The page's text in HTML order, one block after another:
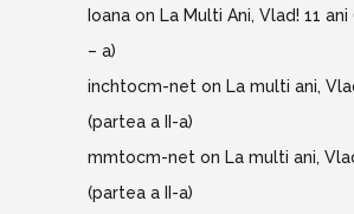
Ioana on La Multi Ani, Vlad! 11 ani
– a)
inchtocm-net on La multi ani,
(partea a II-a)
mmtocm-net on La multi ani,
(partea a II-a)